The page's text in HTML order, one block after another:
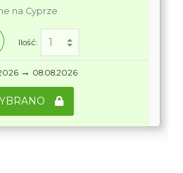
na Cyprze
Ilość:
→ 08.08.2026